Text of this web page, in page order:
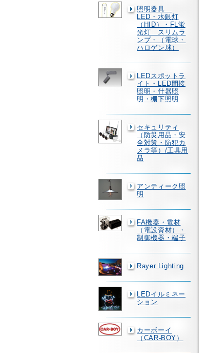
照明器具
LED・水銀灯
（HID）・FL蛍
光灯 スリムラ
ンプ・（電球・
ハロゲン球）
LEDスポットラ
イト・LED間接
照明・什器照
明・棚下照明
セキュリティ
（防災用品・安
全対策・防犯カ
メラ等）/工具用
品
アンティーク照
明
FA機器・電材
（電設資材）・
制御機器・端子
Rayer Lighting
LEDイルミネー
ション
カーボーイ
（CAR-BOY）